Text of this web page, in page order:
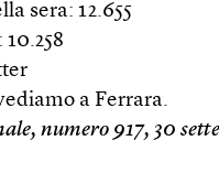
sera: 12.655
10.258
a Ferrara.
numero 917, 30